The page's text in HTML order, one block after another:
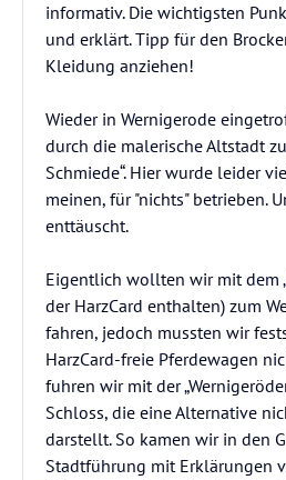
informativ. Die wichtigsten
und erklärt. Tipp für den
Kleidung anziehen!
Wieder in Wernigerode
durch die malerische Altstadt
Schmiede“. Hier wurde leider
meinen, für "nichts" betrieben.
enttäuscht.
Eigentlich wollten wir mit dem
der HarzCard enthalten) zum
fahren, jedoch mussten wir
HarzCard-freie Pferdewagen
fuhren wir mit der
Schloss, die eine Alternative
darstellt. So kamen wir in den
Stadtführung mit Erklärungen